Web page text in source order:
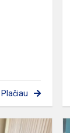
Plačiau